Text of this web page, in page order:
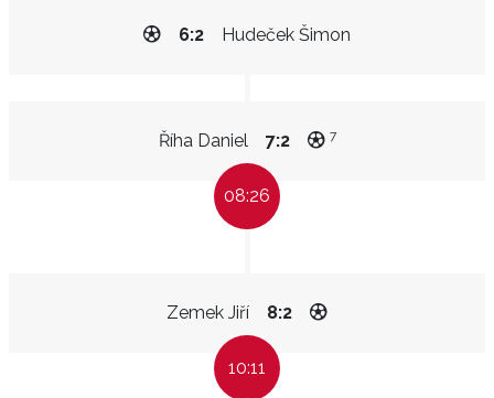
Hudeček Šimon
6:2
Říha Daniel 7:2 7
08:26
Zemek Jiří 8:2
10:11